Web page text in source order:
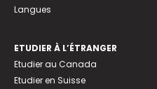
Langues
ETUDIER À L’ÉTRANGER
Etudier au Canada
Etudier en Suisse